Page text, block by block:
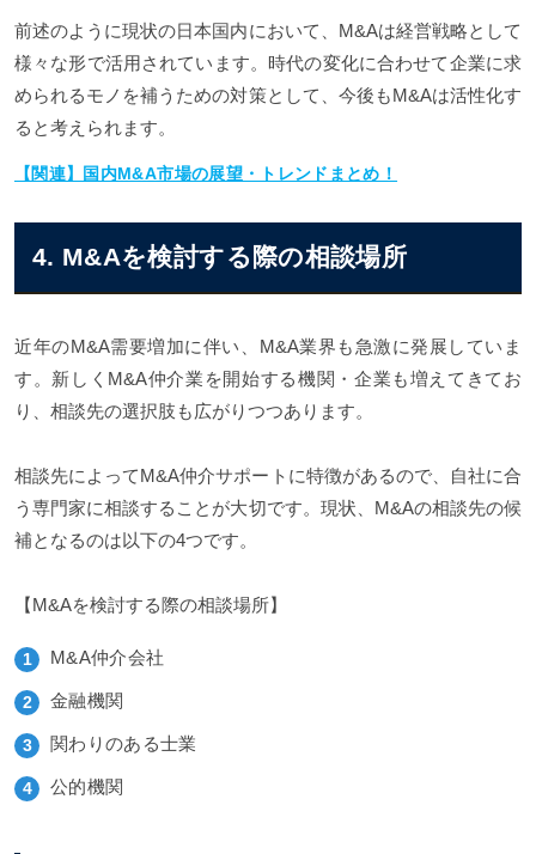
前述のように現状の日本国内において、M&Aは経営戦略として
様々な形で活用されています。時代の変化に合わせて企業に求
められるモノを補うための対策として、今後もM&Aは活性化す
ると考えられます。
【関連】国内M&A市場の展望・トレンドまとめ！
4. M&Aを検討する際の相談場所
近年のM&A需要増加に伴い、M&A業界も急激に発展していま
す。新しくM&A仲介業を開始する機関・企業も増えてきてお
り、相談先の選択肢も広がりつつあります。
相談先によってM&A仲介サポートに特徴があるので、自社に合
う専門家に相談することが大切です。現状、M&Aの相談先の候
補となるのは以下の4つです。
【M&Aを検討する際の相談場所】
M&A仲介会社
金融機関
関わりのある士業
公的機関